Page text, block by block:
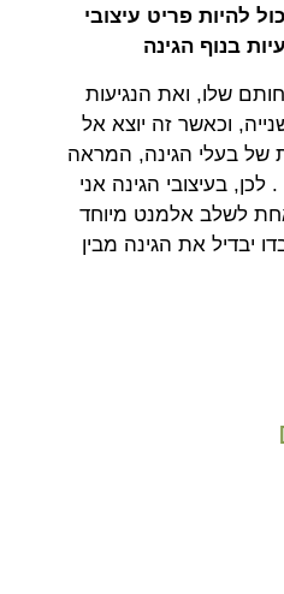
להיות פריט עיצובי
בנוף הגינה
שלו, ואת הנגיעות
וכאשר זה יוצא אל
של בעלי הגינה, המראה
בעיצובי הגינה אני
לשלב אלמנט מיוחד
יבדיל את הגינה מבין